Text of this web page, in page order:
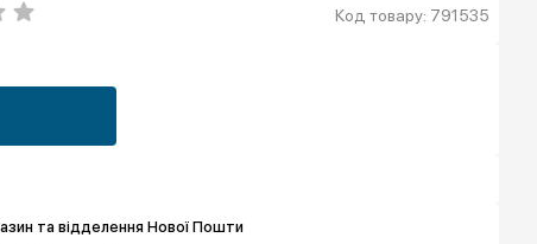
Код товару: 791535
та відделення Нової Пошти